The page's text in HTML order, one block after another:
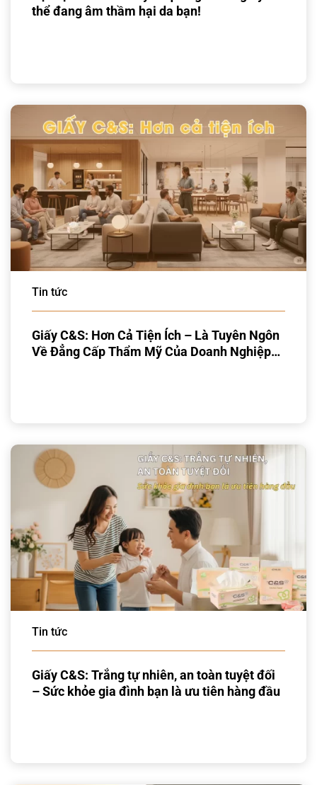
thể đang âm thầm hại da bạn!
Tin tức
Giấy C&S: Hơn Cả Tiện Ích – Là Tuyên Ngôn
Về Đẳng Cấp Thẩm Mỹ Của Doanh Nghiệp
Tin tức
Giấy C&S: Trắng tự nhiên, an toàn tuyệt đối
– Sức khỏe gia đình bạn là ưu tiên hàng đầu